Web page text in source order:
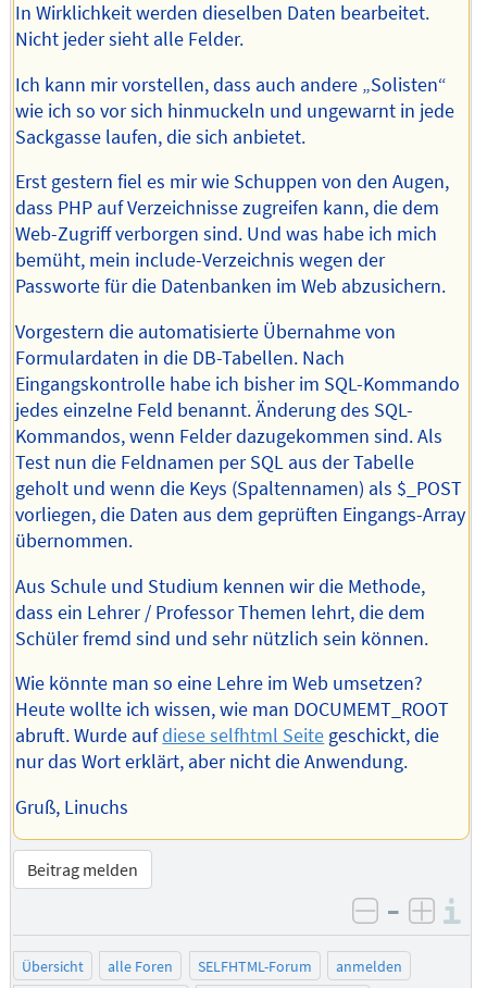
In Wirklichkeit werden dieselben Daten bearbeitet.
Nicht jeder sieht alle Felder.
Ich kann mir vorstellen, dass auch andere „Solisten“
wie ich so vor sich hinmuckeln und ungewarnt in jede
Sackgasse laufen, die sich anbietet.
Erst gestern fiel es mir wie Schuppen von den Augen,
dass PHP auf Verzeichnisse zugreifen kann, die dem
Web-Zugriff verborgen sind. Und was habe ich mich
bemüht, mein include-Verzeichnis wegen der
Passworte für die Datenbanken im Web abzusichern.
Vorgestern die automatisierte Übernahme von
Formulardaten in die DB-Tabellen. Nach
Eingangskontrolle habe ich bisher im SQL-Kommando
jedes einzelne Feld benannt. Änderung des SQL-
Kommandos, wenn Felder dazugekommen sind. Als
Test nun die Feldnamen per SQL aus der Tabelle
geholt und wenn die Keys (Spaltennamen) als $_POST
vorliegen, die Daten aus dem geprüften Eingangs-Array
übernommen.
Aus Schule und Studium kennen wir die Methode,
dass ein Lehrer / Professor Themen lehrt, die dem
Schüler fremd sind und sehr nützlich sein können.
Wie könnte man so eine Lehre im Web umsetzen?
Heute wollte ich wissen, wie man DOCUMEMT_ROOT
abruft. Wurde aufdiese selfhtml Seite geschickt, die
nur das Wort erklärt, aber nicht die Anwendung.
Gruß, Linuchs
Beitrag melden
negativ
–
Übersicht alle Foren SELFHTML-Forum
anmelden